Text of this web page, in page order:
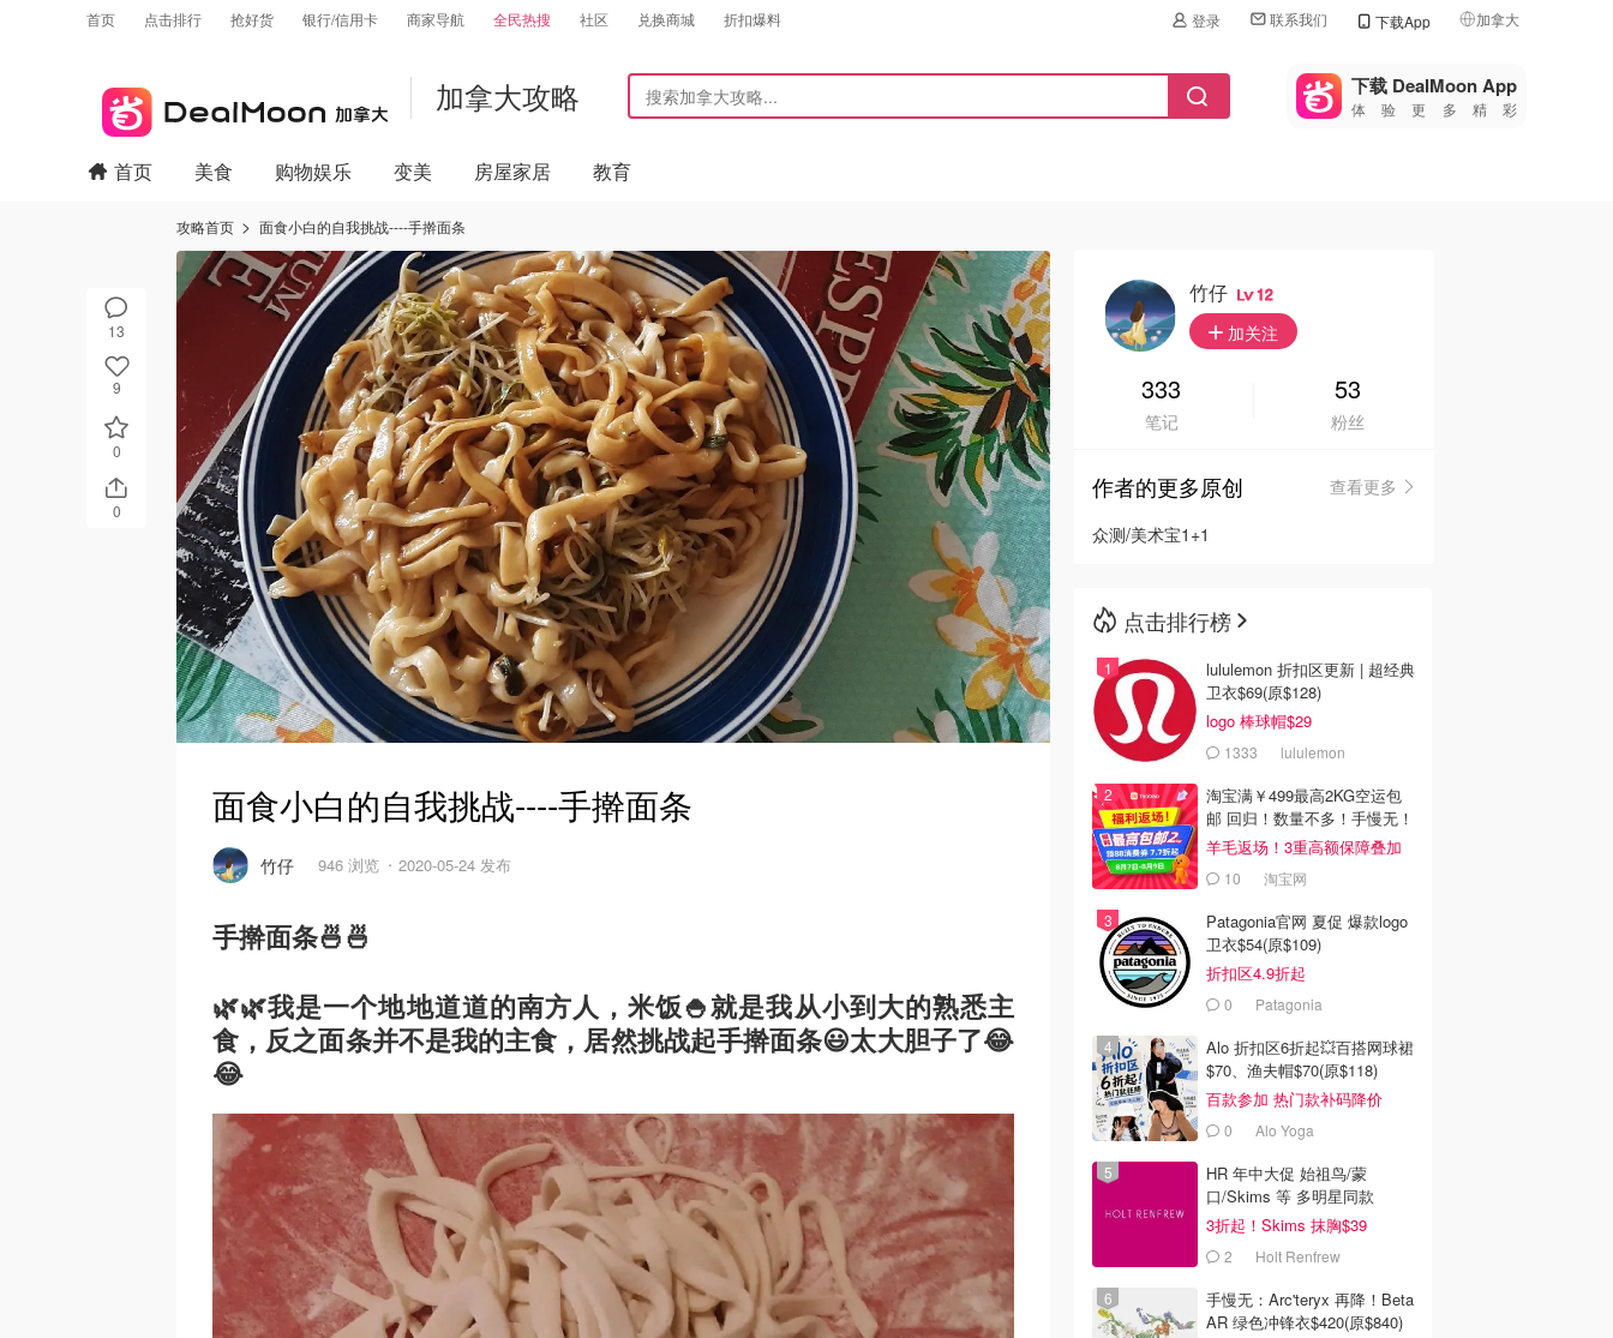
首页 点击排行 抢好货 银行/信用卡 商家导航 全民热搜 社区 兑换商城 折扣爆料 登录 联系我们 下载App 加拿大
🇺🇸
美国
🇨🇳中国
🇮🇹
🇦🇺
🇳🇿新西兰
加拿大攻略 下载 DealMoon App
体验更多精彩
13
9
0
0
首页 美食 购物娱乐 变美 房屋家居 教育
攻略首页 面食小白的自我挑战----手擀面条
面食小白的自我挑战----手擀面条
竹仔 946 浏览 2020-05-24 发布
手擀面条🍜🍜
🌿🌿我是一个地地道道的南方人，米饭🍚就是我从小到大的熟悉主
食，反之面条并不是我的主食，居然挑战起手擀面条😃太大胆子了😂
😂
竹仔 12
加关注
333
笔记
53
粉丝
作者的更多原创
查看更多
众测/美术宝1+1
点击排行榜
lululemon 折扣区更新 | 超经典
卫衣$69(原$128)
logo 棒球帽$29
1333 lululemon
淘宝满￥499最高2KG空运包
邮 回归！数量不多！手慢无！
羊毛返场！3重高额保障叠加
10 淘宝网
Patagonia官网 夏促 爆款logo
卫衣$54(原$109)
折扣区4.9折起
0 Patagonia
Alo 折扣区6折起💥百搭网球裙
$70、渔夫帽$70(原$118)
百款参加 热门款补码降价
0 Alo Yoga
HR 年中大促 始祖鸟/蒙
口/Skims 等 多明星同款
3折起！Skims 抹胸$39
2 Holt Renfrew
手慢无：Arc'teryx 再降！Beta
AR 绿色冲锋衣$420(原$840)